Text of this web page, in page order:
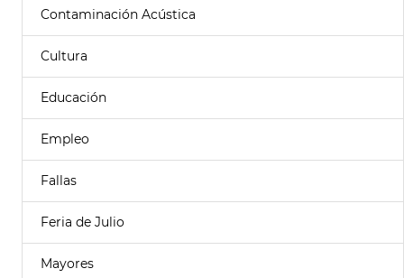
Contaminación Acústica
Cultura
Educación
Empleo
Fallas
Feria de Julio
Mayores